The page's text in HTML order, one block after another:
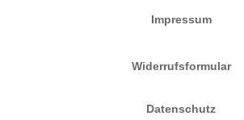
Impressum
Widerrufsformular
Datenschutz